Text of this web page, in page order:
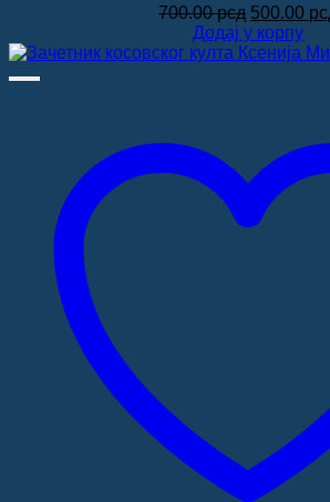
700.00рсд
цена
је
500.00
Додај у корпу